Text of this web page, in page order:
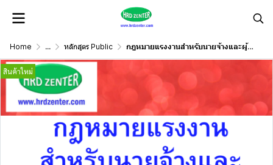
Home ... หลักสูตร Public กฎหมายแรงงานสำหรับนายจ้างและผู้บริหารงานบุคคล ปี 2567
สินค้าใหม่